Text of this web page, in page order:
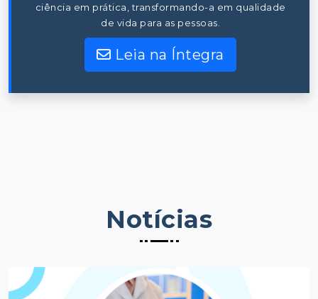
ciência em prática, transformando-a em qualidade
de vida para as pessoas.
Leia na Íntegra
Notícias